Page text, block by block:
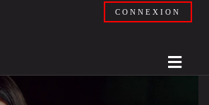
CONNEXION